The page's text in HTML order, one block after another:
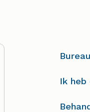
Ik heb